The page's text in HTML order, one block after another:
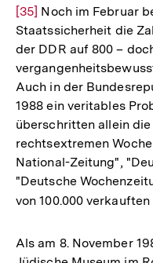
[35] Noch im Februar
Staatssicherheit die
der DDR auf 800 –
Auch in der
1988 ein veritables
überschritten allein
rechtsextremen
National-Zeitung",
"Deutsche
von 100.000
Als am 8. November